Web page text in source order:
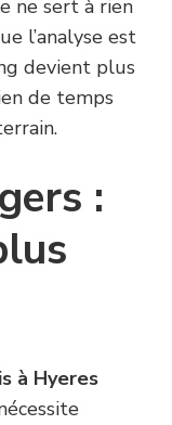
ne sert à rien
l’analyse est
devient plus
de temps
:
à Hyeres